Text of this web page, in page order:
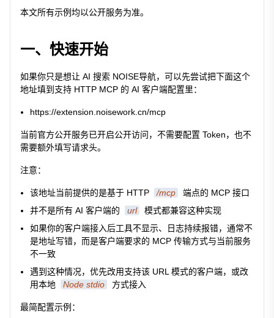
本文所有示例均以公开服务为准。
一、快速开始
如果你只是想让 AI 搜索 NOISE导航，可以先尝试把下面这个
地址填到支持 HTTP MCP 的 AI 客户端配置里：
https://extension.noisework.cn/mcp
当前官方公开服务已开启公开访问，不需要配置 Token，也不
需要额外填写请求头。
注意：
该地址当前提供的是基于 HTTP /mcp
端点的 MCP 接口
并不是所有 AI 客户端的
url
模式都兼容这种实现
如果你的客户端接入后工具不显示、日志持续报错，通常不
是地址写错，而是客户端要求的 MCP 传输方式与当前服务
不一致
遇到这种情况，优先改用支持该 URL 模式的客户端，或改
用本地
Node stdio 方式接入
最简配置示例：